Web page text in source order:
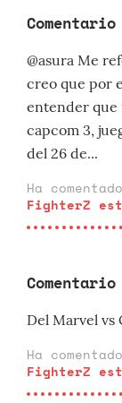
Comentario
@asura Me
creo que por
entender que
capcom 3,
del 26 de...
Ha
FighterZ
Comentario
Del Marvel vs
Ha
FighterZ